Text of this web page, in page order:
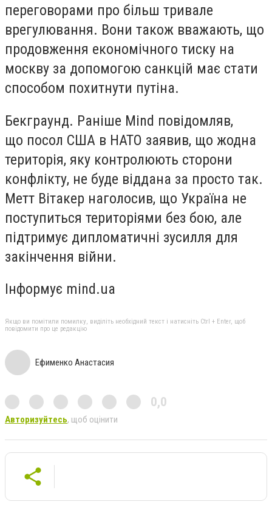
переговорами про більш тривале
врегулювання. Вони також вважають, що
продовження економічного тиску на
москву за допомогою санкцій має стати
способом похитнути путіна.
Бекграунд. Раніше Mind повідомляв,
що посол США в НАТО заявив, що жодна
територія, яку контролюють сторони
конфлікту, не буде віддана за просто так.
Метт Вітакер наголосив, що Україна не
поступиться територіями без бою, але
підтримує дипломатичні зусилля для
закінчення війни.
Інформує mind.ua
Якщо ви помітили помилку, виділіть необхідний текст і натисніть Ctrl + Enter, щоб
повідомити про це редакцію
Ефименко Анастасия
0,0
Авторизуйтесь, щоб оцінити